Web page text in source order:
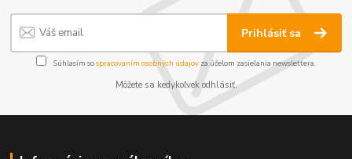
Prihlásiť sa
Súhlasím sospracovaním osobných údajov za účelom zasielania newslettera.
Môžete sa kedykoľvek odhlásiť.